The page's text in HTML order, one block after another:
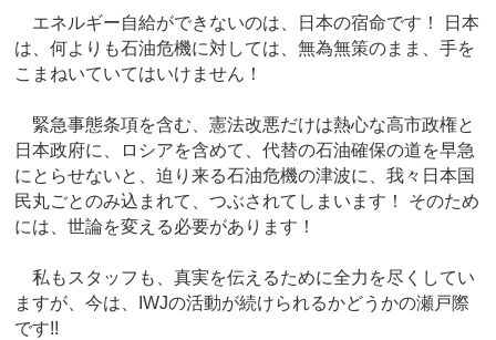
エネルギー自給ができないのは、日本の宿命です！ 日本
は、何よりも石油危機に対しては、無為無策のまま、手を
こまねいていてはいけません！
緊急事態条項を含む、憲法改悪だけは熱心な高市政権と
日本政府に、ロシアを含めて、代替の石油確保の道を早急
にとらせないと、迫り来る石油危機の津波に、我々日本国
民丸ごとのみ込まれて、つぶされてしまいます！ そのため
には、世論を変える必要があります！
私もスタッフも、真実を伝えるために全力を尽くしてい
ますが、今は、IWJの活動が続けられるかどうかの瀬戸際
です!!